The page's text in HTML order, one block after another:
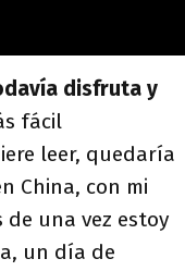
disfruta y
fácil
leer, quedaría
China, con mi
de una vez estoy
un día de